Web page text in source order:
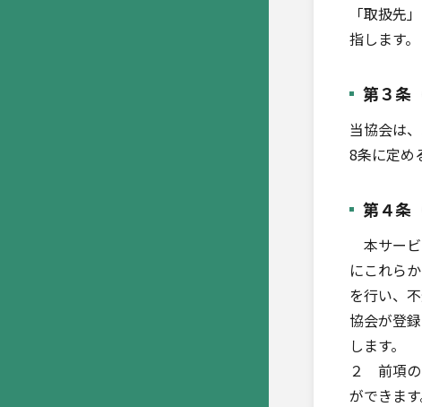
「取扱先
指します。
第３条
当協会は
8条に定め
第４条
本サー
にこれら
を行い、
協会が登
します。
２ 前項の
ができま